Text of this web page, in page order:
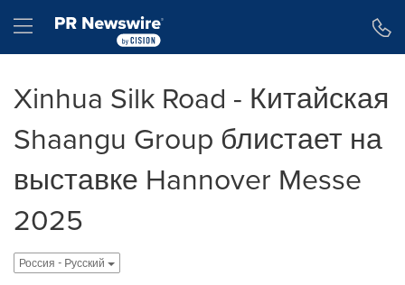
Hamburger menu
Xinhua Silk Road - Китайская
Shaangu Group блистает на
выставке Hannover Messe
2025
Россия - Pусский